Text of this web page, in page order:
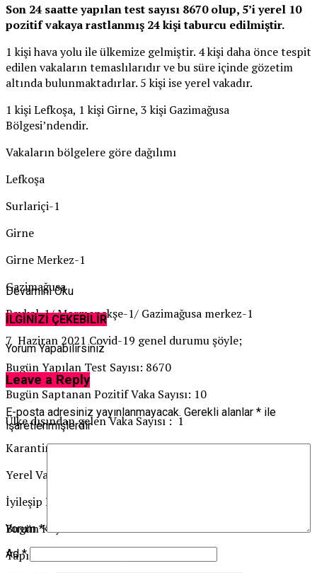
Son 24 saatte yapılan test sayısı 8670 olup, 5’i yerel 10
pozitif vakaya rastlanmış 24 kişi taburcu edilmiştir.
1 kişi hava yolu ile ülkemize gelmiştir. 4 kişi daha önce tespit
edilen vakaların temaslılarıdır ve bu süre içinde gözetim
altında bulunmaktadırlar. 5 kişi ise yerel vakadır.
1 kişi Lefkoşa, 1 kişi Girne, 3 kişi Gazimağusa
Bölgesi’ndendir.
Vakaların bölgelere göre dağılımı
Lefkoşa
Surlariçi-1
Girne
Girne Merkez-1
Gazimağusa
Baykal-1/ Mormenekşe-1/ Gazimağusa merkez-1
7 Haziran 2021 Covid-19 genel durumu şöyle;
Bugün Yapılan Test Sayısı: 8670
Bugün Saptanan Pozitif Vaka Sayısı: 10
Ülke dışından gelen Vaka Sayısı : 1
Karantinada Pozitifleşen Temaslı Vaka Sayısı: 4
Yerel Vaka Sayısı: 5
İyileşip Bugün Taburcu Edilen Hasta Sayısı: 24
Bugün Kaybedilen Hasta:
Yapılan Toplam Test Sayısı: 1.274.583
Devamını Oku
İLGİNİZİ ÇEKEBİLİR
Yorum Yapabilirsiniz
Leave a Reply
E-posta adresiniz yayınlanmayacak. Gerekli alanlar * ile
işaretlenmişlerdir
Yorum*
Ad*